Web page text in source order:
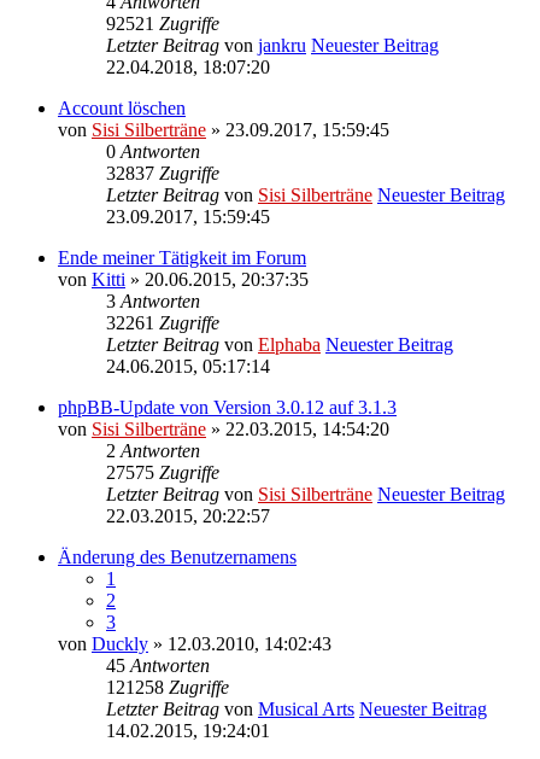
92521 Zugriffe
Letzter Beitrag von jankru Neuester Beitrag
22.04.2018, 18:07:20
Account löschen
von Sisi Silberträne » 23.09.2017, 15:59:45
0 Antworten
32837 Zugriffe
Letzter Beitrag von Sisi Silberträne Neuester Beitrag
23.09.2017, 15:59:45
Ende meiner Tätigkeit im Forum
von Kitti » 20.06.2015, 20:37:35
3 Antworten
32261 Zugriffe
Letzter Beitrag von Elphaba Neuester Beitrag
24.06.2015, 05:17:14
phpBB-Update von Version 3.0.12 auf 3.1.3
von Sisi Silberträne » 22.03.2015, 14:54:20
2 Antworten
27575 Zugriffe
Letzter Beitrag von Sisi Silberträne Neuester Beitrag
22.03.2015, 20:22:57
Änderung des Benutzernamens
1
2
3
von Duckly » 12.03.2010, 14:02:43
45 Antworten
121258 Zugriffe
Letzter Beitrag von Musical Arts Neuester Beitrag
14.02.2015, 19:24:01